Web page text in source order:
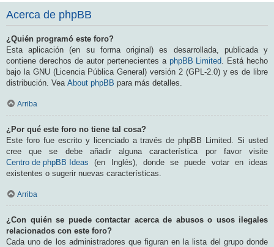
Acerca de phpBB
¿Quién programó este foro?
Esta aplicación (en su forma original) es desarrollada, publicada y
contiene derechos de autor pertenecientes a phpBB Limited. Está hecho
bajo la GNU (Licencia Pública General) versión 2 (GPL-2.0) y es de libre
distribución. Vea About phpBB para más detalles.
Arriba
¿Por qué este foro no tiene tal cosa?
Este foro fue escrito y licenciado a través de phpBB Limited. Si usted
cree que se debe añadir alguna característica por favor visite
Centro de phpBB Ideas (en Inglés), donde se puede votar en ideas
existentes o sugerir nuevas características.
Arriba
¿Con quién se puede contactar acerca de abusos o usos ilegales
relacionados con este foro?
Cada uno de los administradores que figuran en la lista del grupo donde